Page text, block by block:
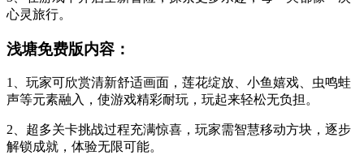
心灵旅行。
浅塘免费版内容：
1、玩家可欣赏清新舒适画面，莲花绽放、小鱼嬉戏、虫鸣蛙
声等元素融入，使游戏精彩耐玩，玩起来轻松无负担。
2、超多关卡挑战过程充满惊喜，玩家需智慧移动方块，逐步
解锁成就，体验无限可能。